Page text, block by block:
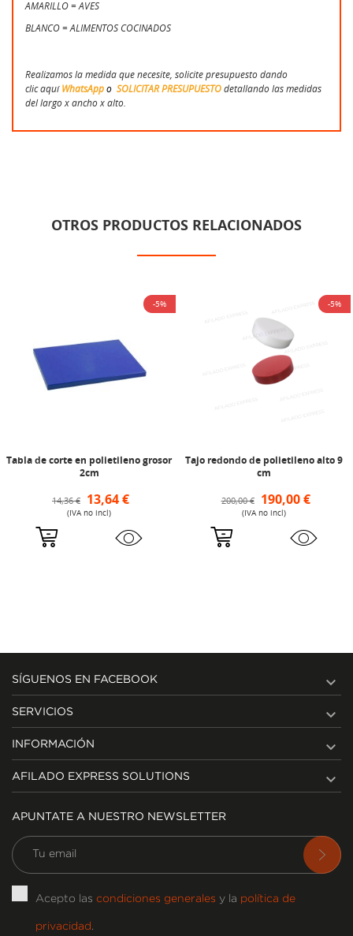
AMARILLO = AVES
BLANCO = ALIMENTOS COCINADOS
Realizamos la medida que necesite, solicite presupuesto dando
clic aquí WhatsAppo SOLICITAR PRESUPUESTOdetallando las medidas
del largo x ancho x alto.
OTROS PRODUCTOS RELACIONADOS
-5%
Tabla de corte en polietileno grosor
2cm
14,36 € 13,64 €
(IVA no incl)
-5%
Tajo redondo de polietileno alto 9
cm
200,00 € 190,00 €
(IVA no incl)
SÍGUENOS EN FACEBOOK 
SERVICIOS 
INFORMACIÓN 
AFILADO EXPRESS SOLUTIONS 
APUNTATE A NUESTRO NEWSLETTER
Acepto las condiciones generales y la política de
privacidad